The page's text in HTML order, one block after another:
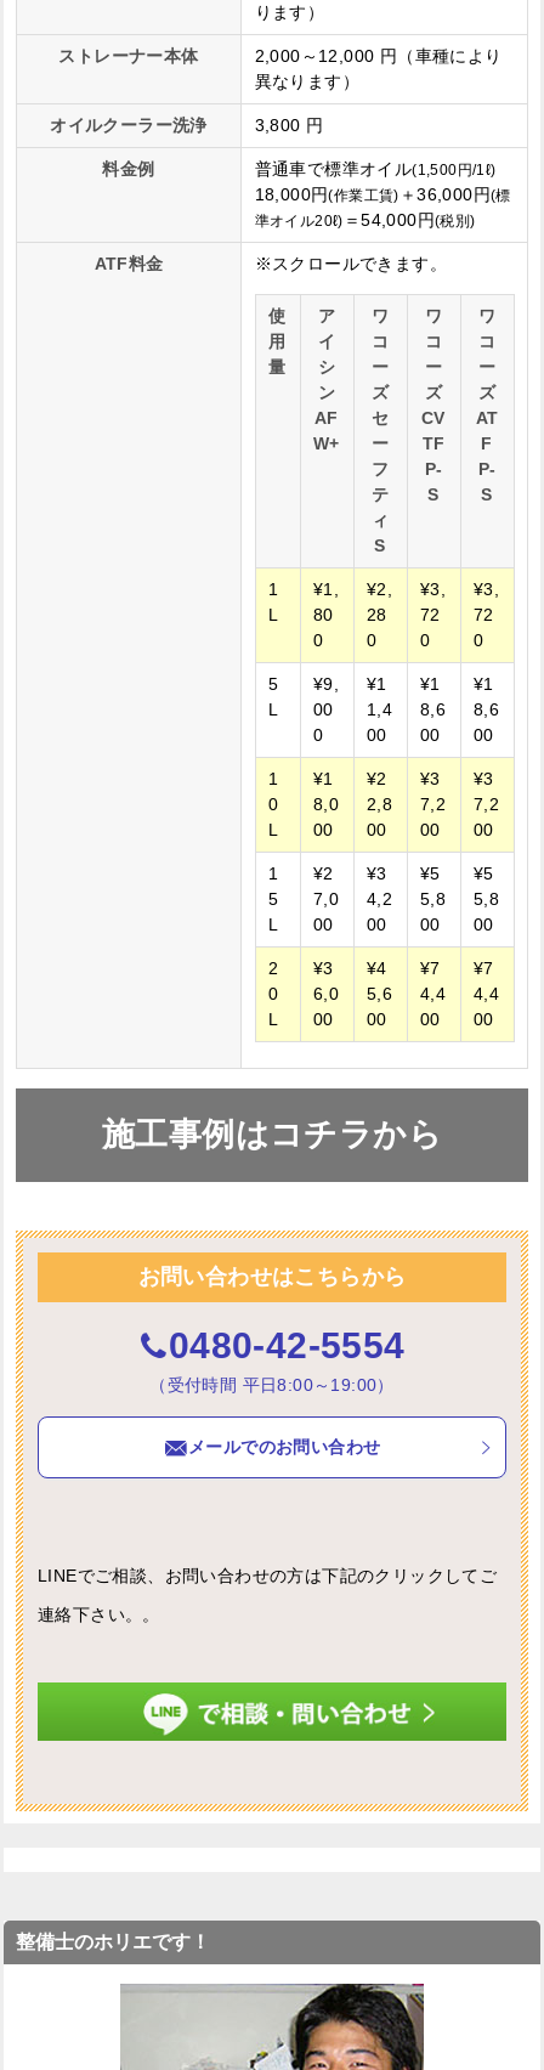
ります）
ストレーナー本体
2,000～12,000 円（車種により
異なります）
オイルクーラー洗浄 3,800 円
料金例 普通車で標準オイル(1,500円/1ℓ)
18,000円(作業工賃) ＋36,000円(標
準オイル20ℓ) ＝54,000円(税別)
ATF料金
使
用
量
ア
イ
シ
ン
AF
W+
ワ
コ
ー
ズ
セ
ー
フ
テ
ィ
S
ワ
コ
ー
ズ
CV
TF
P-
S
ワ
コ
ー
ズ
AT
F
P-
S
1
L
¥1,
80
0
¥2,
28
0
¥3,
72
0
¥3,
72
0
5
L
¥9,
00
0
¥1
1,4
00
¥1
8,6
00
¥1
8,6
00
1
0
L
¥1
8,0
00
¥2
2,8
00
¥3
7,2
00
¥3
7,2
00
1
5
L
¥2
7,0
00
¥3
4,2
00
¥5
5,8
00
¥5
5,8
00
2
0
L
¥3
6,0
00
¥4
5,6
00
¥7
4,4
00
¥7
4,4
00
施工事例はコチラから
お問い合わせはこちらから
0480-42-5554
（受付時間 平日8:00～19:00）
メールでのお問い合わせ
LINEでご相談、お問い合わせの方は下記のクリックしてご
連絡下さい。。
整備士のホリエです！